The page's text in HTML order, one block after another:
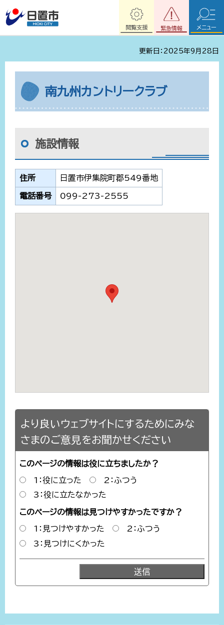
緊急情報
閲覧支援 メニュー
更新日：2025年9月28日
南九州カントリークラブ
施設情報
住所 日置市伊集院町郡549番地
電話番号 099-273-2555
より良いウェブサイトにするためにみな
さまのご意見をお聞かせください
このページの情報は役に立ちましたか？
1：役に立った
2：ふつう
3：役に立たなかった
このページの情報は見つけやすかったですか？
1：見つけやすかった
2：ふつう
3：見つけにくかった